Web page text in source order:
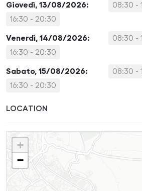
Giovedì, 13/08/2026:
08:30 -
16:30 - 20:30
Venerdì, 14/08/2026:
08:30 -
16:30 - 20:30
Sabato, 15/08/2026:
08:30 -
16:30 - 20:30
LOCATION
+
−